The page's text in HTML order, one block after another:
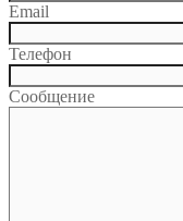
Email
Телефон
Сообщение